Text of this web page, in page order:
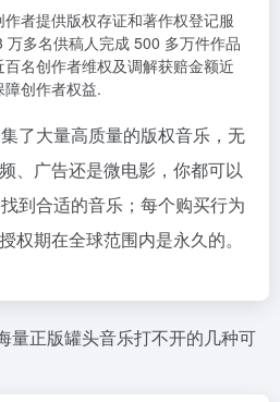
作者提供版权存证和著作权登记服
万多名供稿人完成 500 多万件作品
名创作者维权及调解获赔金额近
创作者权益.
了大量高质量的版权音乐，无
、广告还是微电影，你都可以
到合适的音乐；每个购买行为
权期在全球范围内是永久的。
量正版罐头音乐打不开的几种可